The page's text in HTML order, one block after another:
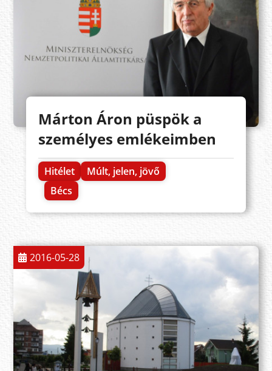
Márton Áron püspök a
személyes emlékeimben
Hitélet
Múlt, jelen, jövő
Bécs
2016-05-28